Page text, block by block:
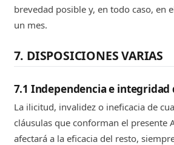
brevedad posible y, en todo caso, en
un mes.
7. DISPOSICIONES VARIAS
7.1 Independencia e integridad
La ilicitud, invalidez o ineficacia de
cláusulas que conforman el presente
afectará a la eficacia del resto,